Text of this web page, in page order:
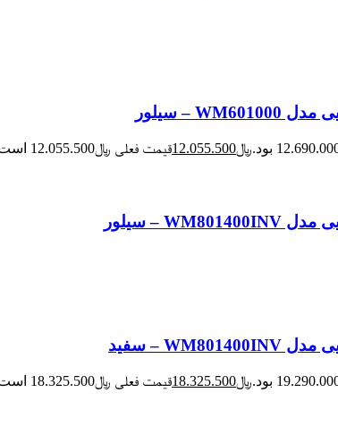
﷼12.055.500قیمت فعلی ﷼12.055.500 است.
﷼18.325.500قیمت فعلی ﷼18.325.500 است.